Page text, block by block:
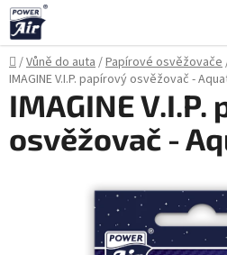
Přejít
na
obsah
Domů
/Vůně do auta/Papírové osvěžovače
IMAGINE V.I.P. papírový osvěžovač -
IMAGINE
osvěžovač -